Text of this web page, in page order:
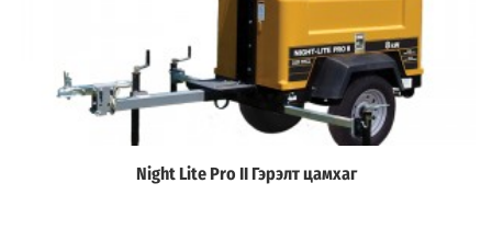
Дэлгэрэнгүй
Night Lite Pro II Гэрэлт цамхаг